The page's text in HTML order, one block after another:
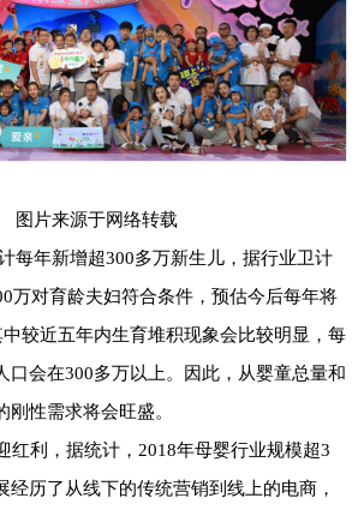
图片来源于网络转载
每年新增超300多万新生儿，据行业卫计
万对育龄夫妇符合条件，预估今后每年将
较近五年内生育堆积现象会比较明显，每
口会在300多万以上。因此，从婴童总量和
性需求将会旺盛。
利，据统计，2018年母婴行业规模超3
经历了从线下的传统营销到线上的电商，